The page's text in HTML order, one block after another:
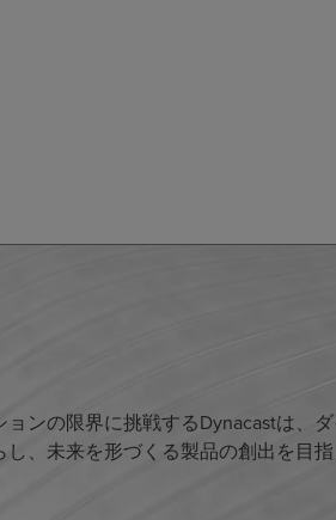
ョンの限界に挑戦するDynacastは、
し、未来を形づくる製品の創出を目指